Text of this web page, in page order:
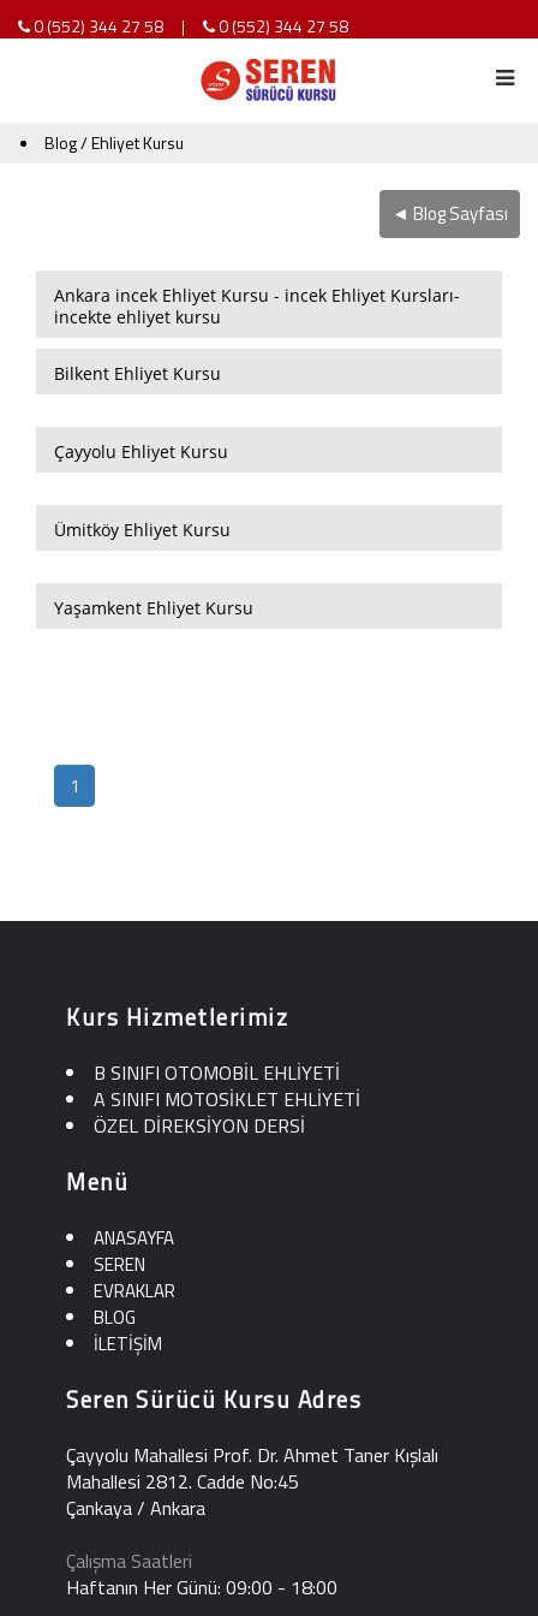
0 (552) 344 27 58 | 0 (552) 344 27 58
Blog / Ehliyet Kursu
◄ Blog Sayfası
Ankara incek Ehliyet Kursu - incek Ehliyet Kursları-
incekte ehliyet kursu
Bilkent Ehliyet Kursu
Çayyolu Ehliyet Kursu
Ümitköy Ehliyet Kursu
Yaşamkent Ehliyet Kursu
1
Kurs Hizmetlerimiz
B SINIFI OTOMOBİL EHLİYETİ
A SINIFI MOTOSİKLET EHLİYETİ
ÖZEL DİREKSİYON DERSİ
Menü
ANASAYFA
SEREN
EVRAKLAR
BLOG
İLETİŞİM
Seren Sürücü Kursu Adres
Çayyolu Mahallesi Prof. Dr. Ahmet Taner Kışlalı
Mahallesi 2812. Cadde No:45
Çankaya / Ankara
Çalışma Saatleri
Haftanın Her Günü: 09:00 - 18:00